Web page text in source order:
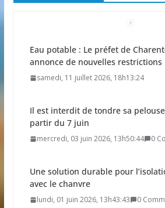
Eau potable : Le préfet de
annonce de nouvelles restrictions
samedi, 11 juillet 2026, 18h13:24
Il est interdit de tondre sa
partir du 7 juin
mercredi, 03 juin 2026, 13h50:44 0
Une solution durable pour
avec le chanvre
lundi, 01 juin 2026, 13h43:43 0